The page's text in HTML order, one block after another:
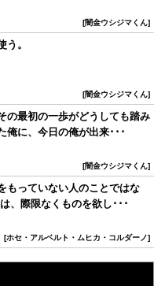
闇金ウシジマくん
。
闇金ウシジマくん
の最初の一歩がどうしても踏み
俺に、今日の俺が出来･･･
闇金ウシジマくん
もっていない人のことではな
、際限なくものを欲し･･･
ホセ・アルベルト・ムヒカ・コルダーノ